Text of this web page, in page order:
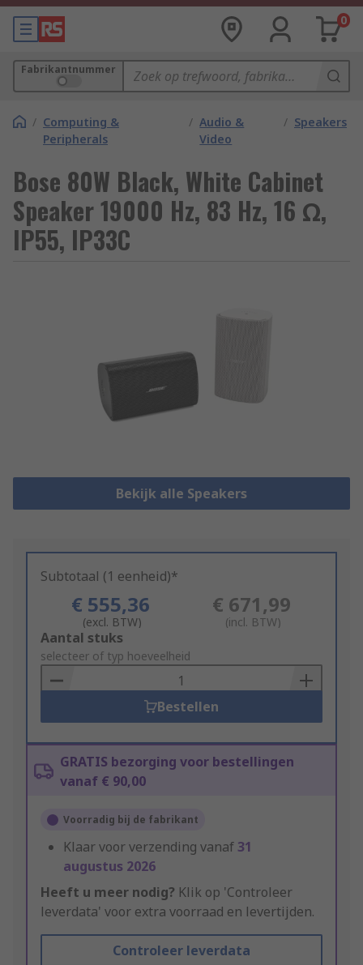
0
Fabrikantnummer
/ Computing &
Peripherals
/ Audio &
Video
/ Speakers
Bose 80W Black, White Cabinet
Speaker 19000 Hz, 83 Hz, 16 Ω,
IP55, IP33C
Bekijk alle Speakers
Subtotaal (1 eenheid)*
€ 555,36
(excl. BTW)
€ 671,99
(incl. BTW)
Add
to
Basket
Aantal stuks
selecteer of typ hoeveelheid
Bestellen
GRATIS bezorging voor bestellingen
vanaf € 90,00
Voorradig bij de fabrikant
Klaar voor verzending vanaf31
augustus 2026
Heeft u meer nodig? Klik op 'Controleer
leverdata' voor extra voorraad en levertijden.
Controleer leverdata